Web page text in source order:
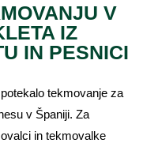
V
IZ
IN PESNICI
tekmovanje za
v Španiji. Za
in tekmovalke